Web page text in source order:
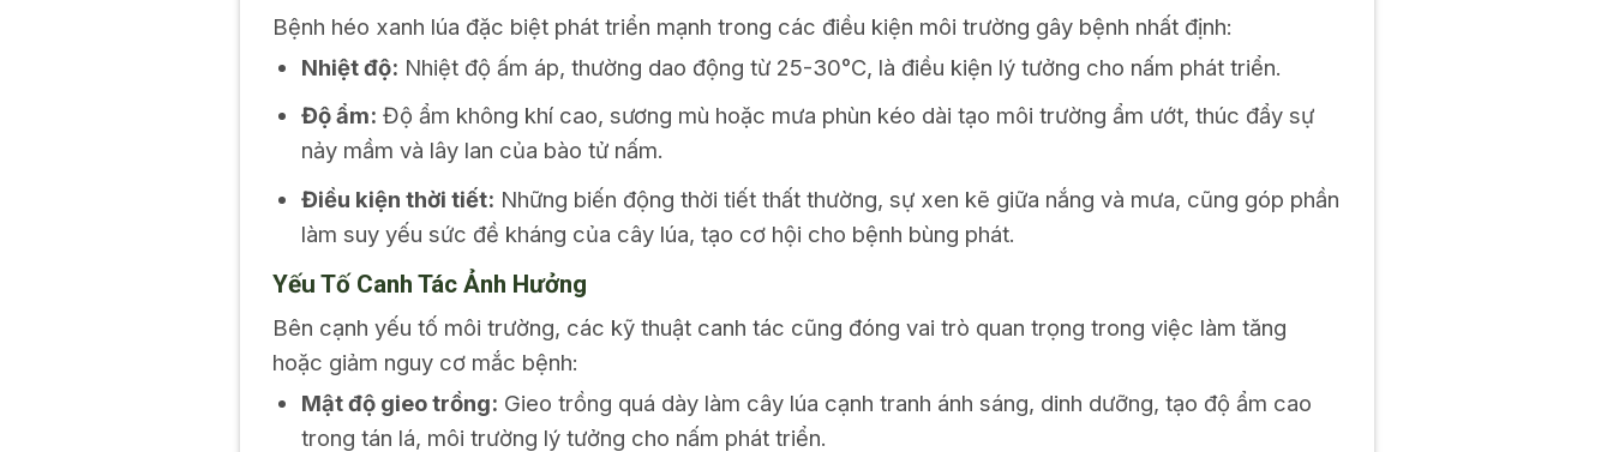
Bệnh héo xanh lúa đặc biệt phát triển mạnh trong các điều kiện môi trường gây bệnh nhất định:
Nhiệt độ: Nhiệt độ ấm áp, thường dao động từ 25-30°C, là điều kiện lý tưởng cho nấm phát triển.
Độ ẩm: Độ ẩm không khí cao, sương mù hoặc mưa phùn kéo dài tạo môi trường ẩm ướt, thúc đẩy sự
nảy mầm và lây lan của bào tử nấm.
Điều kiện thời tiết: Những biến động thời tiết thất thường, sự xen kẽ giữa nắng và mưa, cũng góp phần
làm suy yếu sức đề kháng của cây lúa, tạo cơ hội cho bệnh bùng phát.
Yếu Tố Canh Tác Ảnh Hưởng
Bên cạnh yếu tố môi trường, các kỹ thuật canh tác cũng đóng vai trò quan trọng trong việc làm tăng
hoặc giảm nguy cơ mắc bệnh:
Mật độ gieo trồng: Gieo trồng quá dày làm cây lúa cạnh tranh ánh sáng, dinh dưỡng, tạo độ ẩm cao
trong tán lá, môi trường lý tưởng cho nấm phát triển.